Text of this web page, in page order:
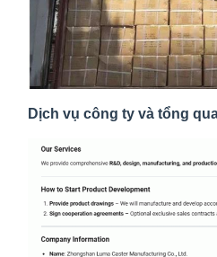
Dịch vụ công ty và tổng